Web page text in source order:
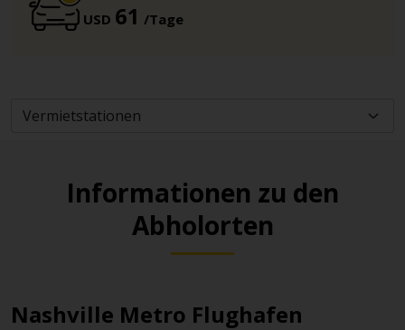
USD 61 /Tage
Informationen zu den
Abholorten
Nashville Metro Flughafen